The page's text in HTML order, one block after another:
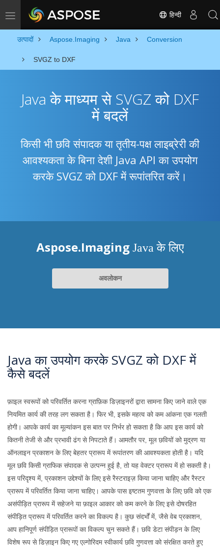
Toggle navigation हिन्दी
उत्पादों Aspose.Imaging Java Conversion
SVGZ to DXF
Java के माध्यम से SVGZ को DXF
में बदलें
किसी भी छवि संपादक या तृतीय-पक्ष लाइब्रेरी की
आवश्यकता के बिना देशी Java API का उपयोग
करके SVGZ को DXF में रूपांतरित करें।
Aspose.Imaging Java के लिए
अवलोकन
Java का उपयोग करके SVGZ को DXF में
कैसे बदलें
फ़ाइल स्वरूपों को परिवर्तित करना ग्राफ़िक डिज़ाइनरों द्वारा सामना किए जाने वाले एक
नियमित कार्य की तरह लग सकता है। फिर भी, इसके महत्व को कम आंकना एक गलती
होगी। आपके कार्य का मूल्यांकन इस बात पर निर्भर हो सकता है कि आप इस कार्य को
कितनी तेजी से और प्रभावी ढंग से निपटाते हैं। आमतौर पर, मूल छवियों को मुद्रण या
ऑनलाइन प्रकाशन के लिए बेहतर प्रारूप में रूपांतरण की आवश्यकता होती है। यदि
मूल छवि किसी ग्राफिक संपादक से उत्पन्न हुई है, तो यह वेक्टर प्रारूप में हो सकती है।
इस परिदृश्य में, प्रकाशन उद्देश्यों के लिए इसे रैस्टराइज़ किया जाना चाहिए और रैस्टर
प्रारूप में परिवर्तित किया जाना चाहिए। आपके पास इष्टतम गुणवत्ता के लिए छवि को एक
असंपीड़ित प्रारूप में सहेजने या फ़ाइल आकार को कम करने के लिए इसे दोषरहित
संपीड़ित प्रारूप में परिवर्तित करने का विकल्प है। कुछ संदर्भों में, जैसे वेब प्रकाशन,
आप हानिपूर्ण संपीड़ित प्रारूपों का विकल्प चुन सकते हैं। छवि डेटा संपीड़न के लिए
विशेष रूप से डिज़ाइन किए गए एल्गोरिदम स्वीकार्य छवि गुणवत्ता को संरक्षित करते हुए